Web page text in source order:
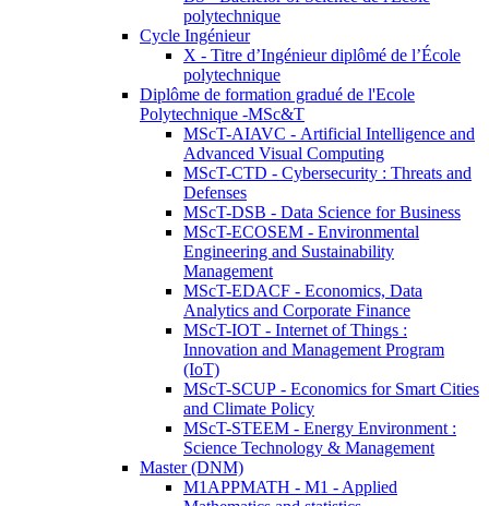
polytechnique
Cycle Ingénieur
X - Titre d’Ingénieur diplômé de l’École
polytechnique
Diplôme de formation gradué de l'Ecole
Polytechnique -MSc&T
MScT-AIAVC - Artificial Intelligence and
Advanced Visual Computing
MScT-CTD - Cybersecurity : Threats and
Defenses
MScT-DSB - Data Science for Business
MScT-ECOSEM - Environmental
Engineering and Sustainability
Management
MScT-EDACF - Economics, Data
Analytics and Corporate Finance
MScT-IOT - Internet of Things :
Innovation and Management Program
(IoT)
MScT-SCUP - Economics for Smart Cities
and Climate Policy
MScT-STEEM - Energy Environment :
Science Technology & Management
Master (DNM)
M1APPMATH - M1 - Applied